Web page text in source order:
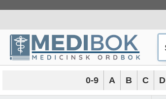
innehåll
0-9 A B C D